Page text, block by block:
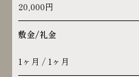
20,000円
敷金/礼金
1ヶ月 / 1ヶ月